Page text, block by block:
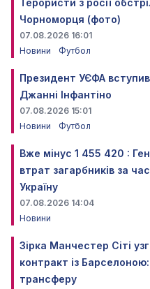
Терористи з росії
Чорноморця (фото)
07.08.2026 16:01
Новини
Футбол
Президент УЄФА
Джанні Інфантіно
07.08.2026 15:01
Новини
Футбол
Вже мінус 1 455 420 :
втрат загарбників за
Україну
07.08.2026 14:04
Новини
Зірка Манчестер Сіті
контракт із
трансферу